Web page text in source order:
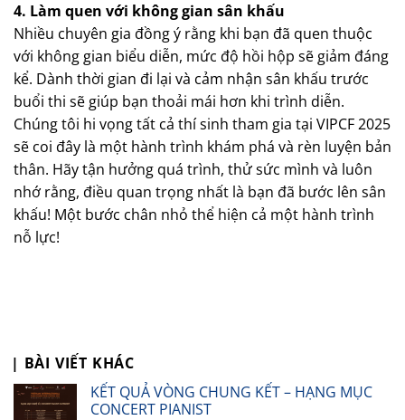
4. Làm quen với không gian sân khấu
Nhiều chuyên gia đồng ý rằng khi bạn đã quen thuộc
với không gian biểu diễn, mức độ hồi hộp sẽ giảm đáng
kể. Dành thời gian đi lại và cảm nhận sân khấu trước
buổi thi sẽ giúp bạn thoải mái hơn khi trình diễn.
Chúng tôi hi vọng tất cả thí sinh tham gia tại VIPCF 2025
sẽ coi đây là một hành trình khám phá và rèn luyện bản
thân. Hãy tận hưởng quá trình, thử sức mình và luôn
nhớ rằng, điều quan trọng nhất là bạn đã bước lên sân
khấu! Một bước chân nhỏ thể hiện cả một hành trình
nỗ lực!
| BÀI VIẾT KHÁC
KẾT QUẢ VÒNG CHUNG KẾT – HẠNG MỤC
CONCERT PIANIST